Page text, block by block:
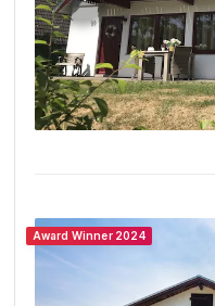
Award Winner 2024